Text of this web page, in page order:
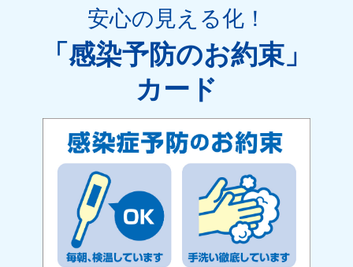
安心の見える化！
「感染予防のお約束」
カード